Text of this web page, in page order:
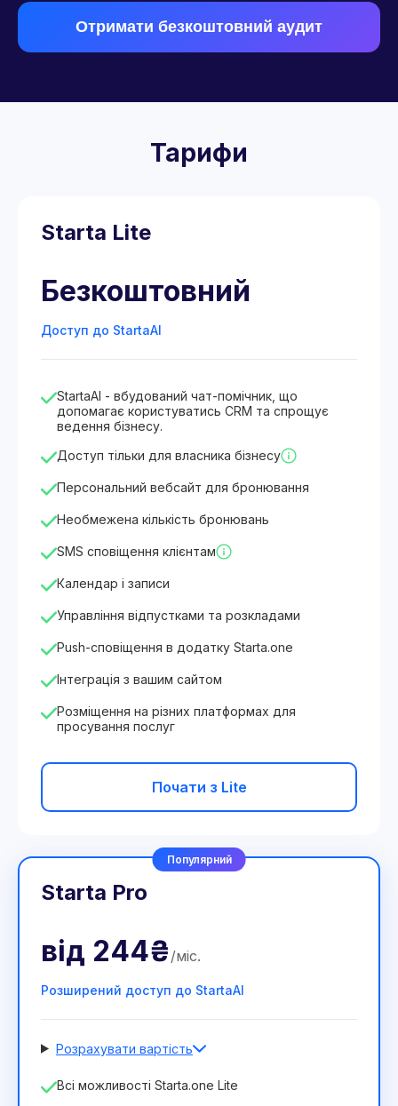
Отримати безкоштовний аудит
Тарифи
Starta Lite
Безкоштовний
Доступ до StartaAI
StartaAI - вбудований чат-помічник, що
допомагає користуватись CRM та спрощує
ведення бізнесу.
Доступ тільки для власника бізнесу
Персональний вебсайт для бронювання
Необмежена кількість бронювань
SMS сповіщення клієнтам
Календар і записи
Управління відпустками та розкладами
Push-сповіщення в додатку Starta.one
Інтеграція з вашим сайтом
Розміщення на різних платформах для
просування послуг
Почати з Lite
Популярний
Starta Pro
від 244₴ /міс.
Розширений доступ до StartaAI
Розрахувати вартість
Кількість співробітників
Всі можливості Starta.one Lite